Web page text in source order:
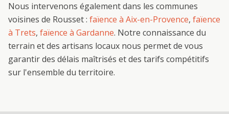
Nous intervenons également dans les communes
voisines de Rousset: faïence à Aix-en-Provence, faïence
à Trets, faïence à Gardanne. Notre connaissance du
terrain et des artisans locaux nous permet de vous
garantir des délais maîtrisés et des tarifs compétitifs
sur l'ensemble du territoire.